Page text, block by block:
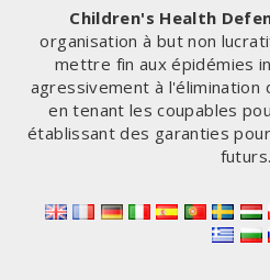
Children's Health
organisation à but non
mettre fin aux épidémies
agressivement à l'élimination
en tenant les coupables
établissant des garanties
futurs.